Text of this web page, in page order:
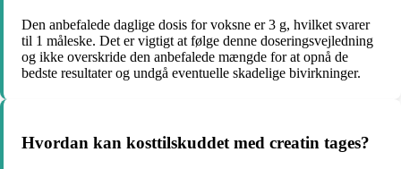
Den anbefalede daglige dosis for voksne er 3 g, hvilket svarer
til 1 måleske. Det er vigtigt at følge denne doseringsvejledning
og ikke overskride den anbefalede mængde for at opnå de
bedste resultater og undgå eventuelle skadelige bivirkninger.
Hvordan kan kosttilskuddet med creatin tages?